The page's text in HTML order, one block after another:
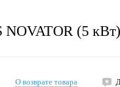
NOVATOR (5
О возврате товара